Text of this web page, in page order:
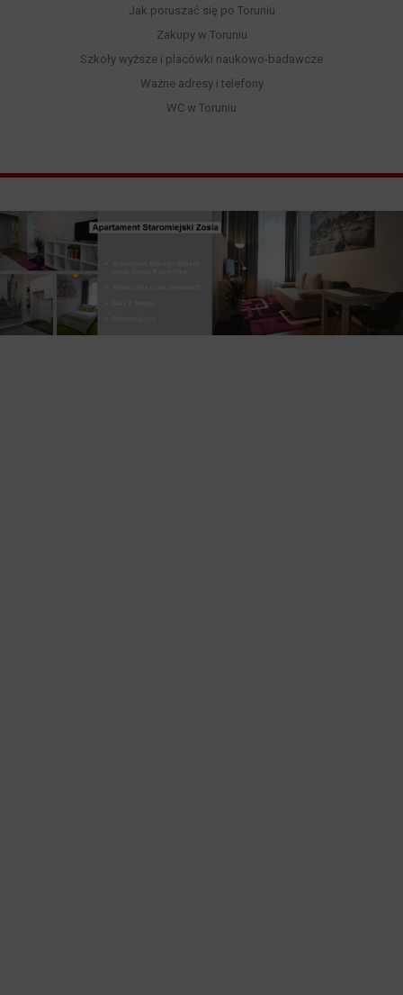
Jak poruszać się po Toruniu
Zakupy w Toruniu
Szkoły wyższe i placówki naukowo-badawcze
Ważne adresy i telefony
WC w Toruniu